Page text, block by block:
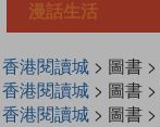
漫話生活
香港閱讀城> 圖書 >
香港閱讀城> 圖書 >
香港閱讀城> 圖書 >